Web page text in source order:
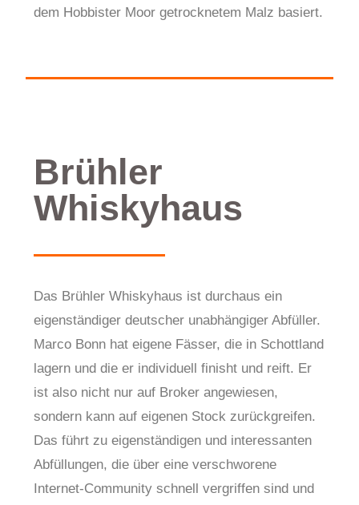
dem Hobbister Moor getrocknetem Malz basiert.
Brühler
Whiskyhaus
Das Brühler Whiskyhaus ist durchaus ein
eigenständiger deutscher unabhängiger Abfüller.
Marco Bonn hat eigene Fässer, die in Schottland
lagern und die er individuell finisht und reift. Er
ist also nicht nur auf Broker angewiesen,
sondern kann auf eigenen Stock zurückgreifen.
Das führt zu eigenständigen und interessanten
Abfüllungen, die über eine verschworene
Internet-Community schnell vergriffen sind und